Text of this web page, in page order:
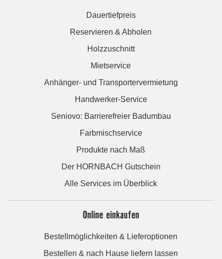
Dauertiefpreis
Reservieren & Abholen
Holzzuschnitt
Mietservice
Anhänger- und Transportervermietung
Handwerker-Service
Seniovo: Barrierefreier Badumbau
Farbmischservice
Produkte nach Maß
Der HORNBACH Gutschein
Alle Services im Überblick
Online einkaufen
Bestellmöglichkeiten & Lieferoptionen
Bestellen & nach Hause liefern lassen